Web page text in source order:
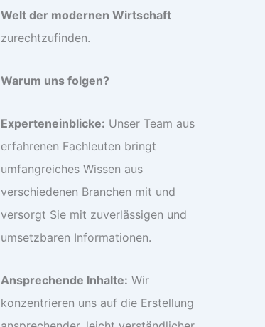
Welt der modernen Wirtschaft
zurechtzufinden.
Warum uns folgen?
Experteneinblicke: Unser Team aus
erfahrenen Fachleuten bringt
umfangreiches Wissen aus
verschiedenen Branchen mit und
versorgt Sie mit zuverlässigen und
umsetzbaren Informationen.
Ansprechende Inhalte: Wir
konzentrieren uns auf die Erstellung